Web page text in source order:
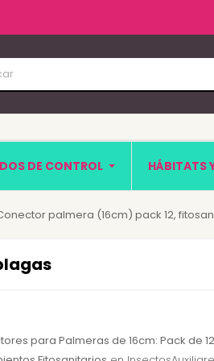
DE CONTROL HÁBITATS
palmera (16cm) pack 12,
para Palmeras de 16cm: Pack de